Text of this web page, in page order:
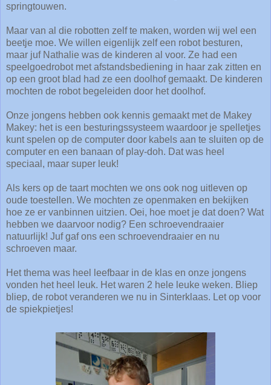
springtouwen.
Maar van al die robotten zelf te maken, worden wij wel een
beetje moe. We willen eigenlijk zelf een robot besturen,
maar juf Nathalie was de kinderen al voor. Ze had een
speelgoedrobot met afstandsbediening in haar zak zitten en
op een groot blad had ze een doolhof gemaakt. De kinderen
mochten de robot begeleiden door het doolhof.
Onze jongens hebben ook kennis gemaakt met de Makey
Makey: het is een besturingssysteem waardoor je spelletjes
kunt spelen op de computer door kabels aan te sluiten op de
computer en een banaan of play-doh. Dat was heel
speciaal, maar super leuk!
Als kers op de taart mochten we ons ook nog uitleven op
oude toestellen. We mochten ze openmaken en bekijken
hoe ze er vanbinnen uitzien. Oei, hoe moet je dat doen? Wat
hebben we daarvoor nodig? Een schroevendraaier
natuurlijk! Juf gaf ons een schroevendraaier en nu
schroeven maar.
Het thema was heel leefbaar in de klas en onze jongens
vonden het heel leuk. Het waren 2 hele leuke weken. Bliep
bliep, de robot veranderen we nu in Sinterklaas. Let op voor
de spiekpietjes!